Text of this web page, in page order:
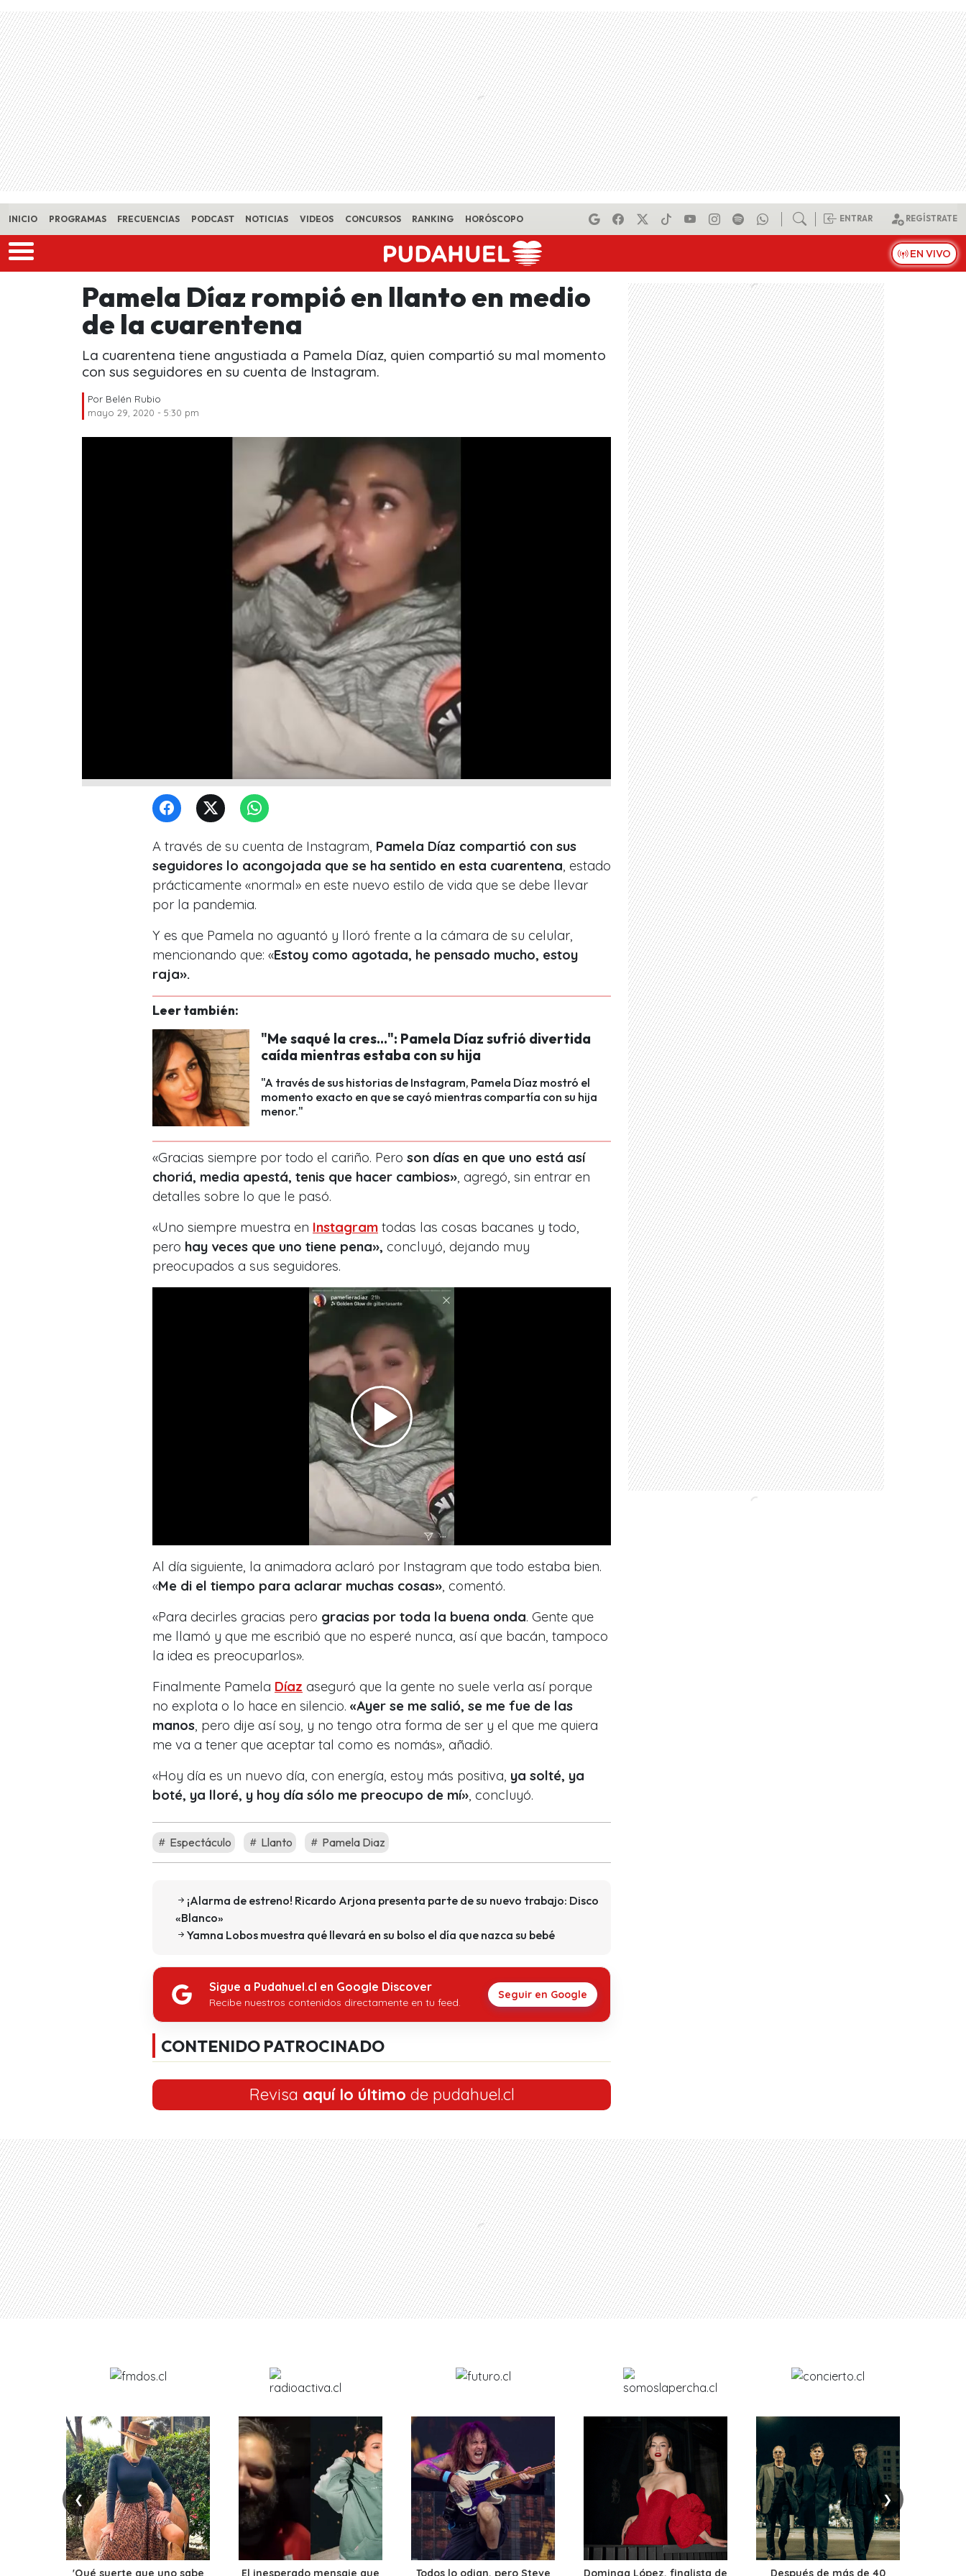
Skip to main content
INICIO PROGRAMAS FRECUENCIAS PODCAST NOTICIAS VIDEOS CONCURSOS RANKING HORÓSCOPO ENTRAR REGÍSTRATE
EN VIVO
Pamela Díaz rompió en llanto en medio
de la cuarentena
La cuarentena tiene angustiada a Pamela Díaz, quien compartió su mal momento
con sus seguidores en su cuenta de Instagram.
Por Belén Rubio
mayo 29, 2020 - 5:30 pm
A través de su cuenta de Instagram, Pamela Díaz compartió con sus
seguidores lo acongojada que se ha sentido en esta cuarentena, estado
prácticamente «normal» en este nuevo estilo de vida que se debe llevar
por la pandemia.
Y es que Pamela no aguantó y lloró frente a la cámara de su celular,
mencionando que: «Estoy como agotada, he pensado mucho, estoy
raja».
Leer también:
"Me saqué la cres...": Pamela Díaz sufrió divertida
caída mientras estaba con su hija
"A través de sus historias de Instagram, Pamela Díaz mostró el
momento exacto en que se cayó mientras compartía con su hija
menor."
«Gracias siempre por todo el cariño. Pero son días en que uno está así
choriá, media apestá, tenis que hacer cambios», agregó, sin entrar en
detalles sobre lo que le pasó.
«Uno siempre muestra en Instagram todas las cosas bacanes y todo,
pero hay veces que uno tiene pena», concluyó, dejando muy
preocupados a sus seguidores.
Al día siguiente, la animadora aclaró por Instagram que todo estaba bien.
«Me di el tiempo para aclarar muchas cosas», comentó.
«Para decirles gracias pero gracias por toda la buena onda. Gente que
me llamó y que me escribió que no esperé nunca, así que bacán, tampoco
la idea es preocuparlos».
Finalmente Pamela Díaz aseguró que la gente no suele verla así porque
no explota o lo hace en silencio. «Ayer se me salió, se me fue de las
manos, pero dije así soy, y no tengo otra forma de ser y el que me quiera
me va a tener que aceptar tal como es nomás», añadió.
«Hoy día es un nuevo día, con energía, estoy más positiva, ya solté, ya
boté, ya lloré, y hoy día sólo me preocupo de mí», concluyó.
Espectáculo Llanto Pamela Diaz
¡Alarma de estreno! Ricardo Arjona presenta parte de su nuevo trabajo: Disco
«Blanco»
Yamna Lobos muestra qué llevará en su bolso el día que nazca su bebé
Sigue a Pudahuel.cl en Google Discover
Recibe nuestros contenidos directamente en tu feed.
Seguir en Google
CONTENIDO PATROCINADO
Revisa aquí lo último de pudahuel.cl
❮ ❯
'Qué suerte que uno sabe El inesperado mensaje que Todos lo odian, pero Steve Dominga López, finalista de Después de más de 40